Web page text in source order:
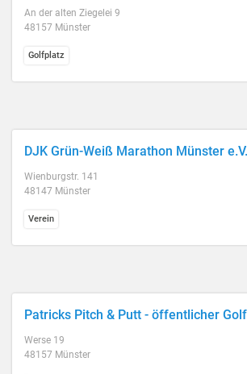
An der alten Ziegelei 9
48157 Münster
Golfplatz
DJK Grün-Weiß Marathon Münster e.V.
Wienburgstr. 141
48147 Münster
Verein
Patricks Pitch & Putt - öffentlicher
Werse 19
48157 Münster